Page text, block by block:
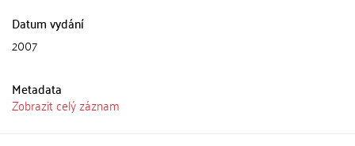
Datum vydání
2007
Metadata
Zobrazit celý záznam